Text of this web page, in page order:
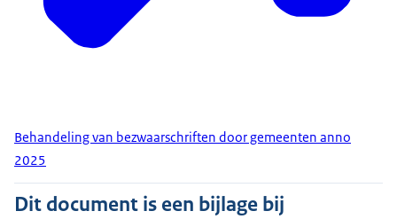
Behandeling van bezwaarschriften door gemeenten anno
2025
Dit document is een bijlage bij